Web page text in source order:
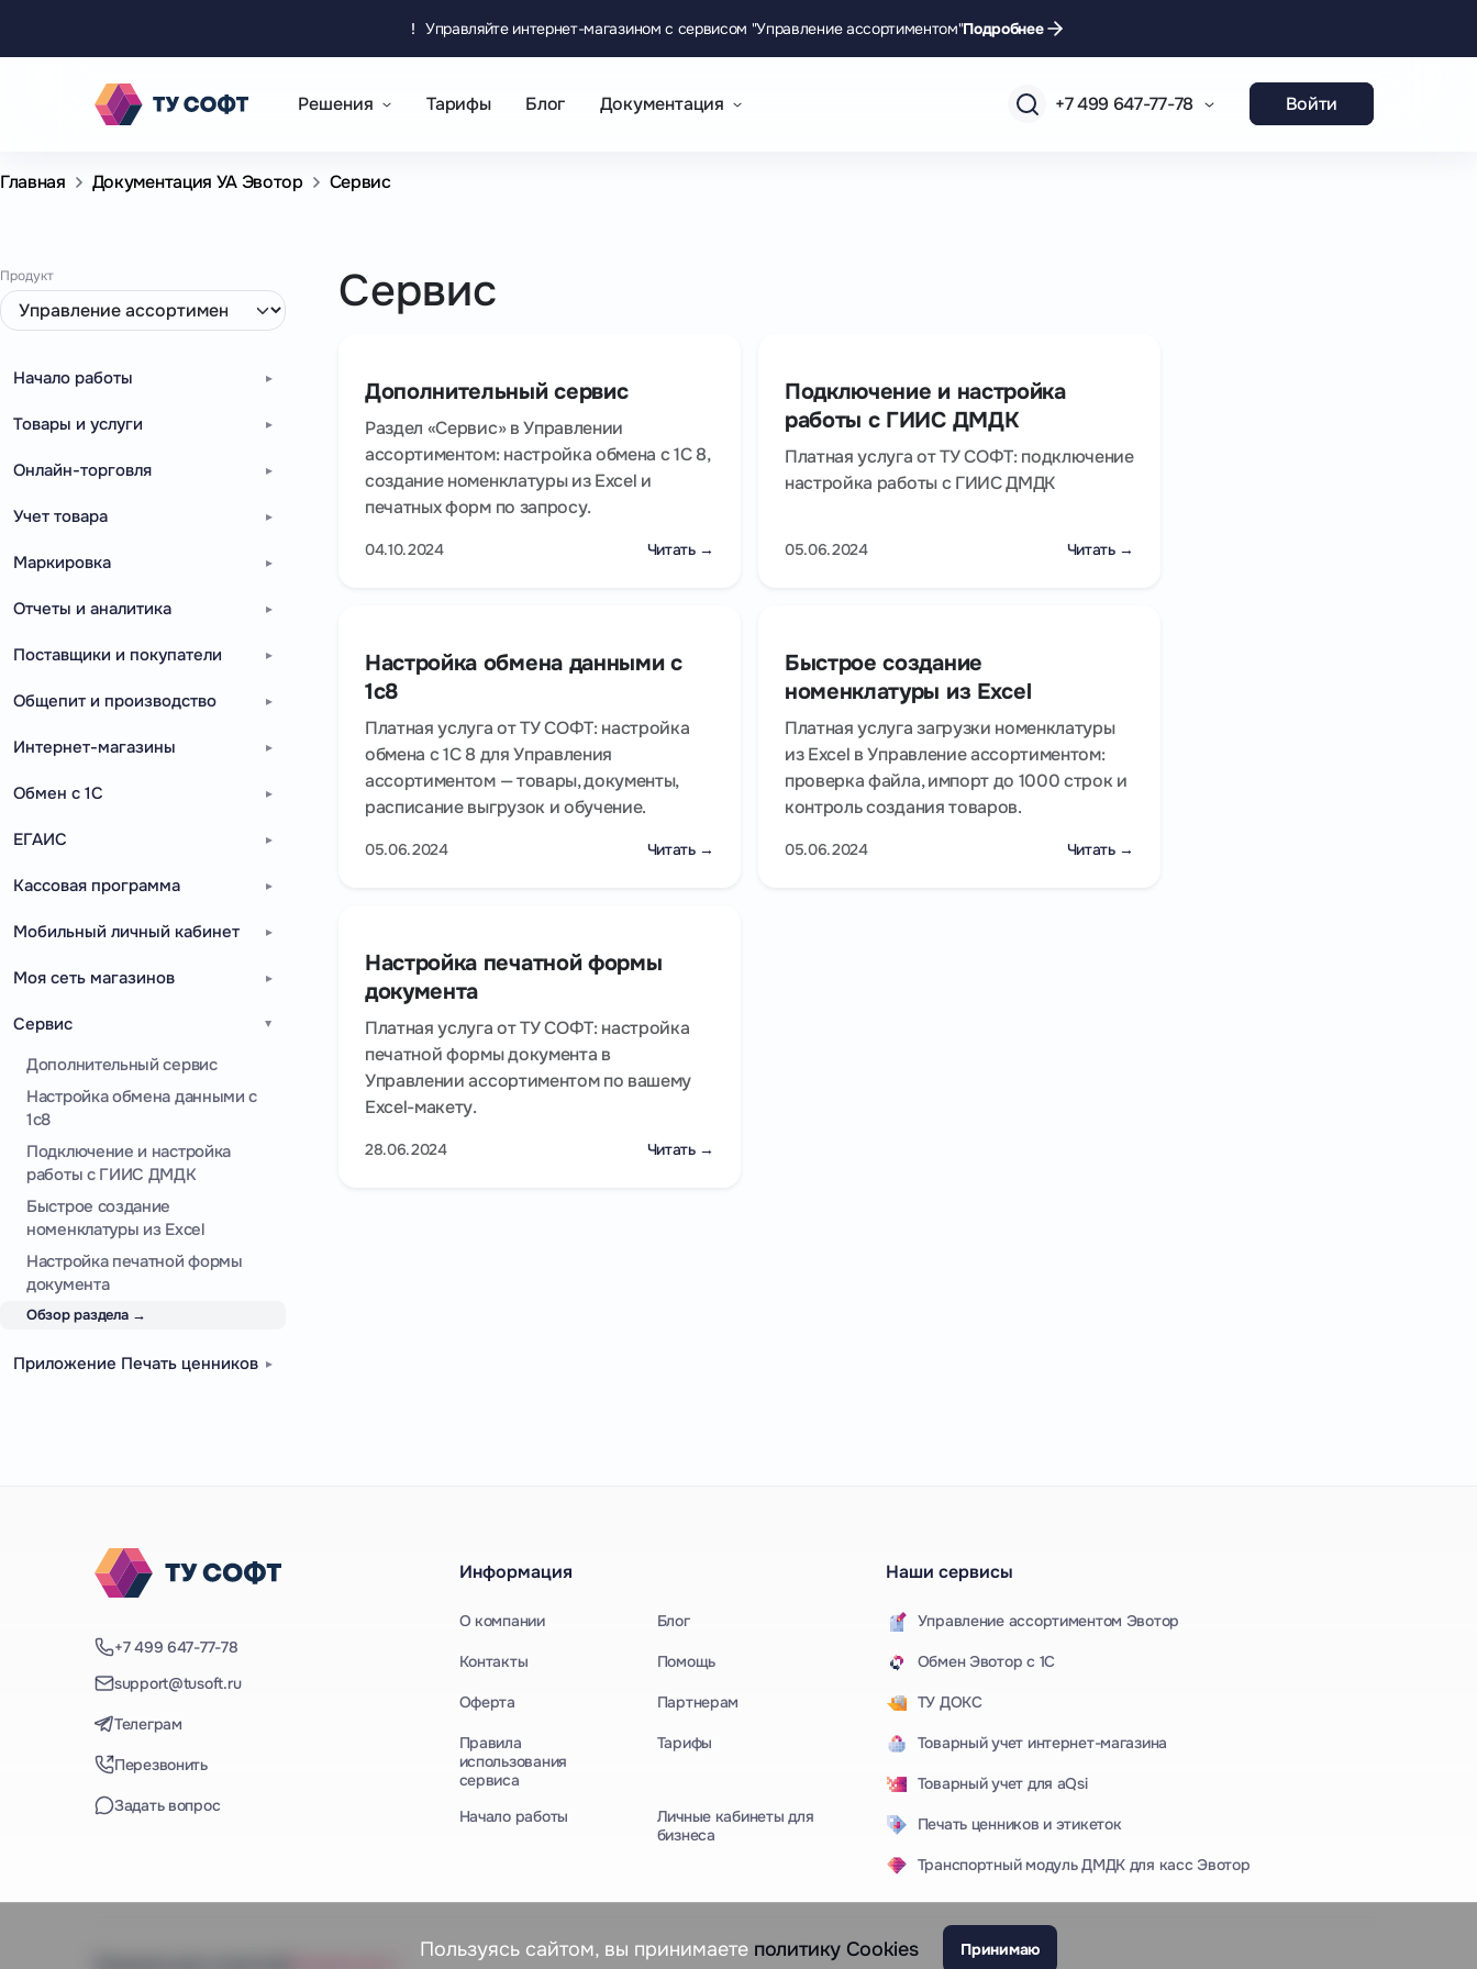
! Управляйте интернет-магазином с сервисом "Управление ассортиментом"Подробнее
Решения Тарифы Блог Документация +7 499 647-77-78 Войти
Пользуясь сайтом, вы принимаете политику Cookies Принимаю
Главная Документация УА Эвотор Сервис
Продукт
Начало работы
Товары и услуги
Онлайн-торговля
Учет товара
Маркировка
Отчеты и аналитика
Поставщики и покупатели
Общепит и производство
Интернет-магазины
Обмен с 1С
ЕГАИС
Кассовая программа
Мобильный личный кабинет
Моя сеть магазинов
Сервис
Дополнительный сервис
Настройка обмена данными с
1c8
Подключение и настройка
работы с ГИИС ДМДК
Быстрое создание
номенклатуры из Excel
Настройка печатной формы
документа
Обзор раздела →
Приложение Печать ценников
Сервис
Дополнительный сервис
Раздел «Сервис» в Управлении
ассортиментом: настройка обмена с 1С 8,
создание номенклатуры из Excel и
печатных форм по запросу.
04.10.2024 Читать →
Подключение и настройка
работы с ГИИС ДМДК
Платная услуга от ТУ СОФТ: подключение
настройка работы с ГИИС ДМДК
05.06.2024 Читать →
Настройка обмена данными с
1c8
Платная услуга от ТУ СОФТ: настройка
обмена с 1С 8 для Управления
ассортиментом — товары, документы,
расписание выгрузок и обучение.
05.06.2024 Читать →
Быстрое создание
номенклатуры из Excel
Платная услуга загрузки номенклатуры
из Excel в Управление ассортиментом:
проверка файла, импорт до 1000 строк и
контроль создания товаров.
05.06.2024 Читать →
Настройка печатной формы
документа
Платная услуга от ТУ СОФТ: настройка
печатной формы документа в
Управлении ассортиментом по вашему
Excel-макету.
28.06.2024 Читать →
+7 499 647-77-78
support@tusoft.ru
Телеграм
Перезвонить
Задать вопрос
Информация
О компании Блог
Контакты Помощь
Оферта Партнерам
Правила
использования
сервиса
Тарифы
Начало работы
Личные кабинеты для
бизнеса
Наши сервисы
Управление ассортиментом Эвотор
Обмен Эвотор с 1С
ТУ ДОКС
Товарный учет интернет-магазина
Товарный учет для aQsi
Печать ценников и этикеток
Транспортный модуль ДМДК для касс Эвотор